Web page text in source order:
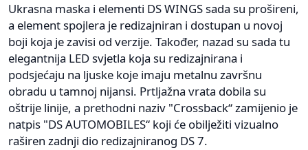
Ukrasna maska i elementi DS WINGS sada su prošireni,
a element spojlera je redizajniran i dostupan u novoj
boji koja je zavisi od verzije. Također, nazad su sada tu
elegantnija LED svjetla koja su redizajnirana i
podsjećaju na ljuske koje imaju metalnu završnu
obradu u tamnoj nijansi. Prtljažna vrata dobila su
oštrije linije, a prethodni naziv "Crossback“ zamijenio je
natpis "DS AUTOMOBILES“ koji će obilježiti vizualno
raširen zadnji dio redizajniranog DS 7.